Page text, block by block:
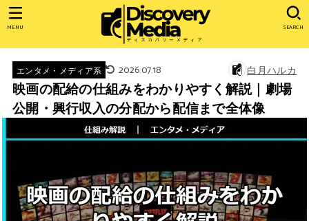
SEARCH
MENU
エンタメ・メディア系 2026.07.18 白月ハルカ
映画の配給の仕組みをわかりやすく解説｜劇場
公開・興行収入の分配から配信まで全体像